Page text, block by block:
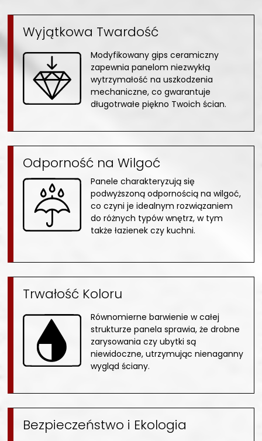
Wyjątkowa Twardość
Modyfikowany gips ceramiczny
zapewnia panelom niezwykłą
wytrzymałość na uszkodzenia
mechaniczne, co gwarantuje
długotrwałe piękno Twoich ścian.
Odporność na Wilgoć
Panele charakteryzują się
podwyższoną odpornością na wilgoć,
co czyni je idealnym rozwiązaniem
do różnych typów wnętrz, w tym
także łazienek czy kuchni.
Trwałość Koloru
Równomierne barwienie w całej
strukturze panela sprawia, że drobne
zarysowania czy ubytki są
niewidoczne, utrzymując nienaganny
wygląd ściany.
Bezpieczeństwo i Ekologia